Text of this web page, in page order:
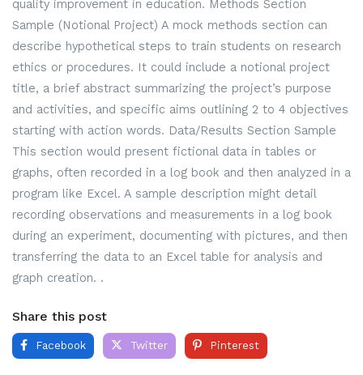
quality improvement in education. Methods Section
Sample (Notional Project) A mock methods section can
describe hypothetical steps to train students on research
ethics or procedures. It could include a notional project
title, a brief abstract summarizing the project’s purpose
and activities, and specific aims outlining 2 to 4 objectives
starting with action words. Data/Results Section Sample
This section would present fictional data in tables or
graphs, often recorded in a log book and then analyzed in a
program like Excel. A sample description might detail
recording observations and measurements in a log book
during an experiment, documenting with pictures, and then
transferring the data to an Excel table for analysis and
graph creation. .
Share this post
Facebook Twitter Pinterest